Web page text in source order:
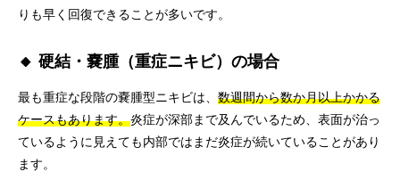
りも早く回復できることが多いです。
🔸 硬結・嚢腫（重症ニキビ）の場合
最も重症な段階の嚢腫型ニキビは、 数週間から数か月以上かかる
ケースもあります。炎症が深部まで及んでいるため、表面が治っ
ているように見えても内部ではまだ炎症が続いていることがあり
ます。